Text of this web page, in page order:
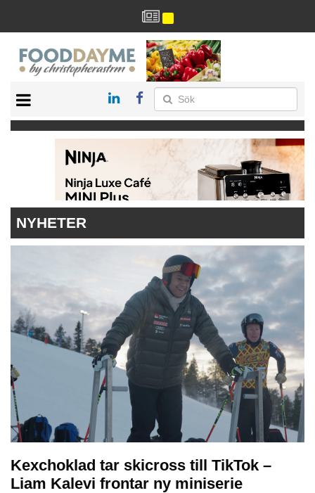
RESTAURANG
NYHETER
Kexchoklad tar skicross till TikTok –
Liam Kalevi frontar ny miniserie